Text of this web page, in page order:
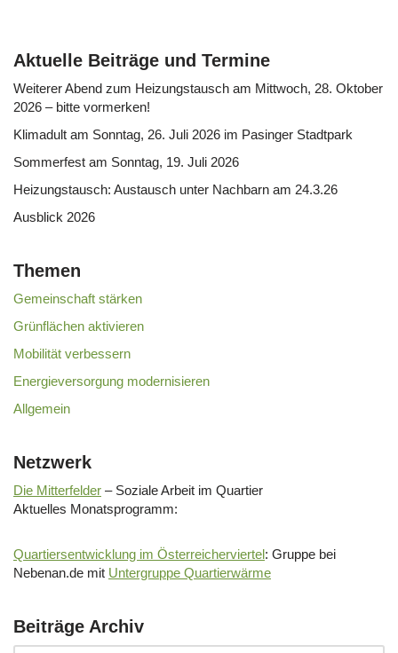
Aktuelle Beiträge und Termine
Weiterer Abend zum Heizungstausch am Mittwoch, 28. Oktober
2026 – bitte vormerken!
Klimadult am Sonntag, 26. Juli 2026 im Pasinger Stadtpark
Sommerfest am Sonntag, 19. Juli 2026
Heizungstausch: Austausch unter Nachbarn am 24.3.26
Ausblick 2026
Themen
Gemeinschaft stärken
Grünflächen aktivieren
Mobilität verbessern
Energieversorgung modernisieren
Allgemein
Netzwerk
Die Mitterfelder – Soziale Arbeit im Quartier
Aktuelles Monatsprogramm:
Quartiersentwicklung im Österreicherviertel: Gruppe bei
Nebenan.de mit Untergruppe Quartierwärme
Beiträge Archiv